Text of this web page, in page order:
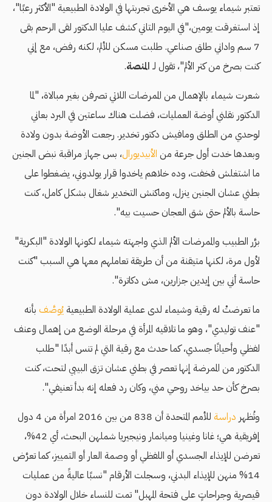
تعتبر شيماء يوسف هي الأخرى تجربتها في الولادة الطبيعية "الأكثر رعبًا"،
إذ استغرقت يومين،"في اليوم التاني كشف عليا الدكتور لقى الرحم بقى
7 سم واداني طلق صناعي. طلبت مسكن للألم، لكنه رفض، مع إني
كنت بصرخ من كتر الألم"، تقول لـ المنصة.
شعرت شيماء بالإهمال من الممرضات اللاتي تصرفن بغير مبالاة، "لما
الدكتور نقلني أوضة العمليات، فضلت هناك ساعتين في البرد بعاني
لوحدي من الطلق ومافيش دكتور تخدير. رجعت الأوضة بدون ولادة
وبعدها خدت أول جرعة من الأبيديورال، بس جهاز مراقبة نبض الجنين
ما اشتغلش فخفت، وده خلاهم ياخدوا قرار يولدوني، يضغطوا على
بطني عشان الجنين ينزل، وماكنش التخدير شغال بشكل كامل، كنت
حاسة بالألم حتى شق العجان حسيت بيه".
برَّر الطبيب والممرضات الألم الذي واجهته شيماء لكونها الولادة "البكرية"
لأول مرة، لكنها متيقنة من أن طريقة تعاملهم معها هي السبب "كنت
حاسة أني بين إيدين جزارين، مش دكاترة".
ما تعرضتْ له رقية وشيماء لدى عملية الولادة الطبيعية يُوصَّف بأنه
"عنف توليدي"، وهو ما تلاقيه المرأة في مرحلة الوضع من إهمال وعنف
لفظي وأحيانًا جسدي، كما حدث مع رقية التي لم تنس أبدًا "طلب
الدكتور من الممرضة إنها تعصر في بطني عشان تزق البيبي لتحت، كنت
بصرخ كأن حد بياخد روحي مني، وكان رد فعله إنه بدأ تعنيفي".
وتُظهر دراسة
للأمم المتحدة أن 838 من بين 2016 امرأة من 4 دول
إفريقية هي؛ غانا وغينيا وميانمار ونيجيريا شملهن البحث، أي 42%،
تعرضن للإيذاء الجسدي أو اللفظي أو وصمة العار أو التمييز، كما تعرَّض
14% منهن للإيذاء البدني، وسجلت الأرقام "نسبًا عاليةً من عمليات
قيصرية وجراحاتٍ على فتحة المهبل" تمت للنساء خلال الولادة دون